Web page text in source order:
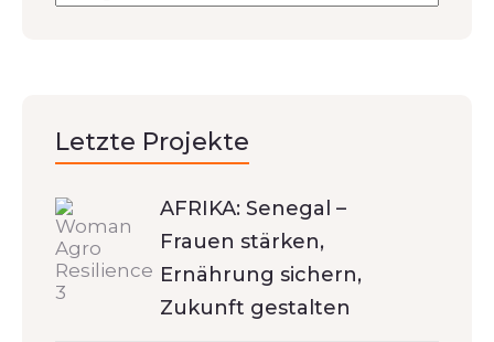
Letzte Projekte
AFRIKA: Senegal –
Frauen stärken,
Ernährung sichern,
Zukunft gestalten